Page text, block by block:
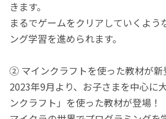
きます。
まるでゲームをクリアしていくよう
ング学習を進められます。
② マインクラフトを使った教材が新
2023年9月より、お子さまを中心に
ンクラフト」を使った教材が登場！